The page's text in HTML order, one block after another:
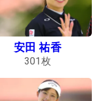
安田 祐香
301 枚